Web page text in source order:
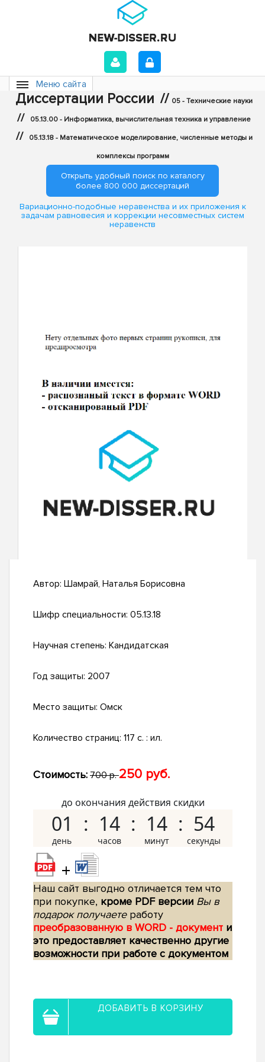
Меню сайта
Диссертации России // 05 - Технические науки
// 05.13.00 - Информатика, вычислительная техника и управление
// 05.13.18 - Математическое моделирование, численные методы и
комплексы программ
Открыть удобный поиск по каталогу
более 800 000 диссертаций
Вариационно-подобные неравенства и их приложения к
задачам равновесия и коррекции несовместных систем
неравенств
Автор: Шамрай, Наталья Борисовна
Шифр специальности: 05.13.18
Научная степень: Кандидатская
Год защиты: 2007
Место защиты: Омск
Количество страниц: 117 с. : ил.
Стоимость: 700 р.250 руб.
до окончания действия скидки
01 14 14 53
+
Наш сайт выгодно отличается тем что
при покупке, кроме PDF версии Вы в
подарок получаетеработу
преобразованную в WORD - документ и
это предоставляет качественно другие
возможности при работе с документом
ДОБАВИТЬ В КОРЗИНУ